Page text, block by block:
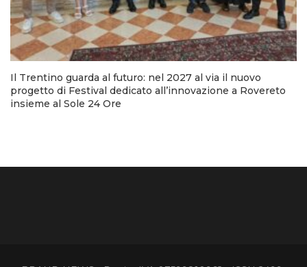
Il Trentino guarda al futuro: nel 2027 al via il nuovo
progetto di Festival dedicato all’innovazione a Rovereto
insieme al Sole 24 Ore